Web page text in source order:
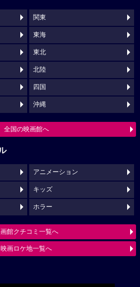
関東
東海
東北
北陸
四国
沖縄
全国の映画館へ
アニメーション
キッズ
ホラー
館クチコミ一覧へ
映画ロケ地一覧へ